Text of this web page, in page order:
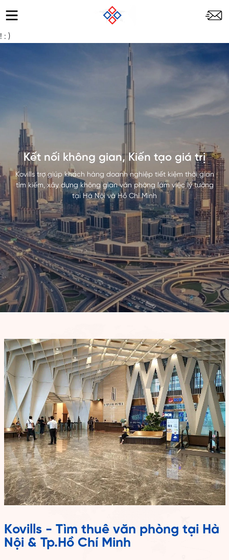
! : )
Kết nối không gian, Kiến tạo giá trị
Kovills trợ giúp khách hàng doanh nghiệp tiết kiệm thời gian
tìm kiếm, xây dựng không gian văn phòng làm việc lý tưởng
tại Hà Nội và Hồ Chí Minh
Kovills - Tìm thuê văn phòng tại Hà
Nội & Tp.Hồ Chí Minh